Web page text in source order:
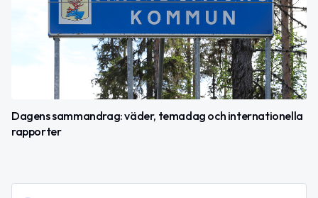
Dagens sammandrag: väder, temadag och internationella
rapporter